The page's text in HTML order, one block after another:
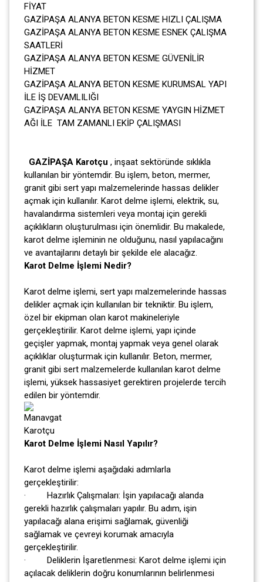
FİYAT
GAZİPAŞA ALANYA BETON KESME HIZLI ÇALIŞMA
GAZİPAŞA ALANYA BETON KESME ESNEK ÇALIŞMA
SAATLERİ
GAZİPAŞA ALANYA BETON KESME GÜVENİLİR
HİZMET
GAZİPAŞA ALANYA BETON KESME KURUMSAL YAPI
İLE İŞ DEVAMLILIĞI
GAZİPAŞA ALANYA BETON KESME YAYGIN HİZMET
AĞI İLE TAM ZAMANLI EKİP ÇALIŞMASI
GAZİPAŞA Karotçu , inşaat sektöründe sıklıkla
kullanılan bir yöntemdir. Bu işlem, beton, mermer,
granit gibi sert yapı malzemelerinde hassas delikler
açmak için kullanılır. Karot delme işlemi, elektrik, su,
havalandırma sistemleri veya montaj için gerekli
açıklıkların oluşturulması için önemlidir. Bu makalede,
karot delme işleminin ne olduğunu, nasıl yapılacağını
ve avantajlarını detaylı bir şekilde ele alacağız.
Karot Delme İşlemi Nedir?
Karot delme işlemi, sert yapı malzemelerinde hassas
delikler açmak için kullanılan bir tekniktir. Bu işlem,
özel bir ekipman olan karot makineleriyle
gerçekleştirilir. Karot delme işlemi, yapı içinde
geçişler yapmak, montaj yapmak veya genel olarak
açıklıklar oluşturmak için kullanılır. Beton, mermer,
granit gibi sert malzemelerde kullanılan karot delme
işlemi, yüksek hassasiyet gerektiren projelerde tercih
edilen bir yöntemdir.
Karot Delme İşlemi Nasıl Yapılır?
Karot delme işlemi aşağıdaki adımlarla
gerçekleştirilir:
· Hazırlık Çalışmaları: İşin yapılacağı alanda
gerekli hazırlık çalışmaları yapılır. Bu adım, işin
yapılacağı alana erişimi sağlamak, güvenliği
sağlamak ve çevreyi korumak amacıyla
gerçekleştirilir.
· Deliklerin İşaretlenmesi: Karot delme işlemi için
açılacak deliklerin doğru konumlarının belirlenmesi